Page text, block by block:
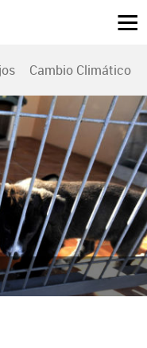
Cambio Climático